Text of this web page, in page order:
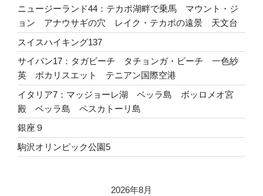
ニュージーランド44：テカポ湖畔で乗馬 マウント・ジ
ョン アナウサギの穴 レイク・テカポの遠景 天文台
スイスハイキング137
サイパン17：タガビーチ タチョンガ・ビーチ 一色紗
英 ポカリスエット テニアン国際空港
イタリア7：マッジョーレ湖 ベッラ島 ボッロメオ宮
殿 ベッラ島 ペスカトーリ島
銀座９
駒沢オリンピック公園5
2026年8月